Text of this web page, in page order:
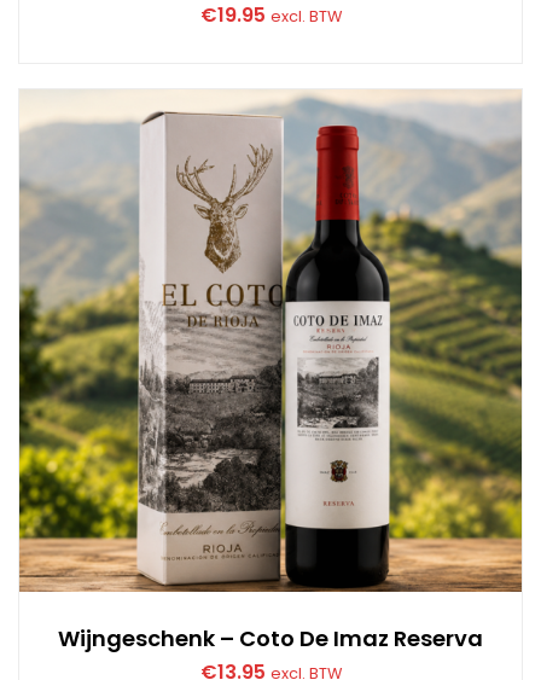
€19.95 excl. BTW
Wijngeschenk – Coto De Imaz Reserva
€13.95 excl. BTW